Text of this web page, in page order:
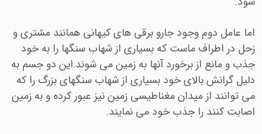
اما عامل دوم وجود جارو برقی های کیهانی همانند مشتری و
زحل در اطراف ماست که بسیاری از شهاب سنگها را به خود
جذب و مانع از برخورد آنها به زمین می شوند.این دو جسم به
دلیل گرانش بالای خود بسیاری از شهاب سنگهای بزرگ را که
می توانند از میدان مغناطیسی زمین نیز عبور کرده و به زمین
اصابت کنند را جذب خود می نمایند.